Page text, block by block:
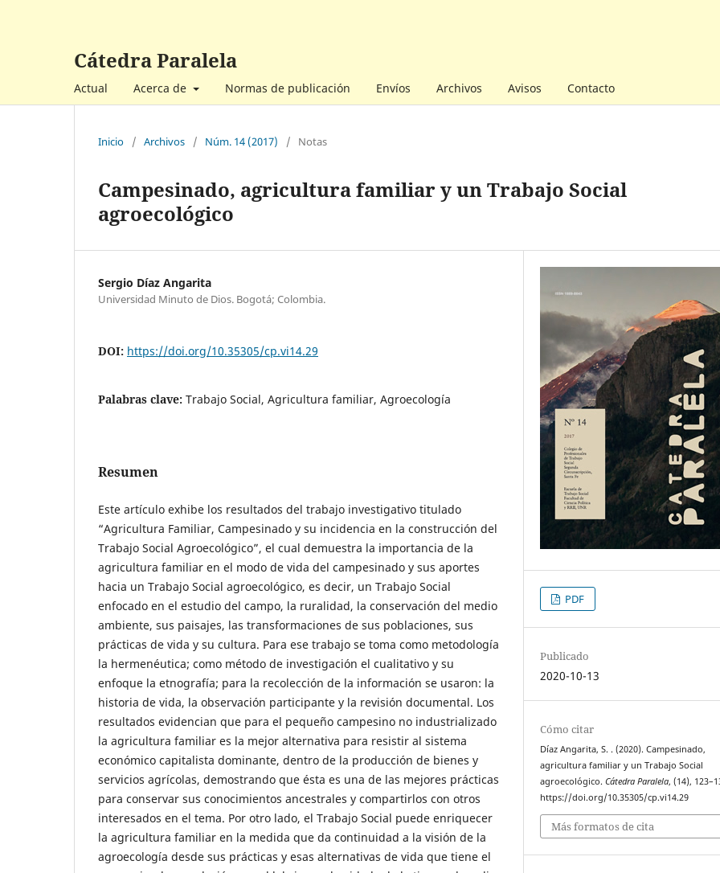
Cátedra Paralela
Actual Acerca de Normas de publicación Envíos Archivos Avisos Contacto
Inicio / Archivos / Núm. 14 (2017) / Notas
Campesinado, agricultura familiar y un Trabajo Social
agroecológico
Sergio Díaz Angarita
Universidad Minuto de Dios. Bogotá; Colombia.
DOI: https://doi.org/10.35305/cp.vi14.29
Palabras clave: Trabajo Social, Agricultura familiar, Agroecología
Resumen
Este artículo exhibe los resultados del trabajo investigativo titulado
“Agricultura Familiar, Campesinado y su incidencia en la construcción del
Trabajo Social Agroecológico”, el cual demuestra la importancia de la
agricultura familiar en el modo de vida del campesinado y sus aportes
hacia un Trabajo Social agroecológico, es decir, un Trabajo Social
enfocado en el estudio del campo, la ruralidad, la conservación del medio
ambiente, sus paisajes, las transformaciones de sus poblaciones, sus
prácticas de vida y su cultura. Para ese trabajo se toma como metodología
la hermenéutica; como método de investigación el cualitativo y su
enfoque la etnografía; para la recolección de la información se usaron: la
historia de vida, la observación participante y la revisión documental. Los
resultados evidencian que para el pequeño campesino no industrializado
la agricultura familiar es la mejor alternativa para resistir al sistema
económico capitalista dominante, dentro de la producción de bienes y
servicios agrícolas, demostrando que ésta es una de las mejores prácticas
para conservar sus conocimientos ancestrales y compartirlos con otros
interesados en el tema. Por otro lado, el Trabajo Social puede enriquecer
la agricultura familiar en la medida que da continuidad a la visión de la
agroecología desde sus prácticas y esas alternativas de vida que tiene el
PDF
Publicado
2020-10-13
Cómo citar
Díaz Angarita, S. . (2020). Campesinado,
agricultura familiar y un Trabajo Social
agroecológico.Cátedra Paralela, (14),
https://doi.org/10.35305/cp.vi14.29
Más formatos de cita